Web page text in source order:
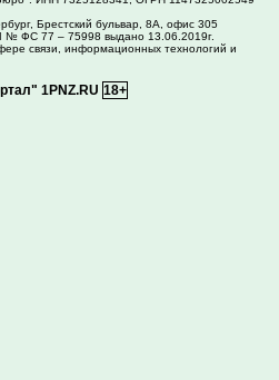
Брестский бульвар, 8А, офис 305
№ ФС 77 – 75998 выдано 13.06.2019г.
связи, информационных технологий и
1PNZ.RU 18+